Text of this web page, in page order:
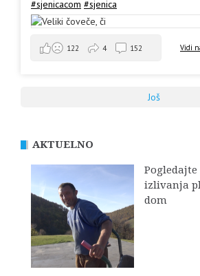
#sjenicacom #sjenica
Vidi
122 4 152
Još
AKTUELNO
izlivanja
dom